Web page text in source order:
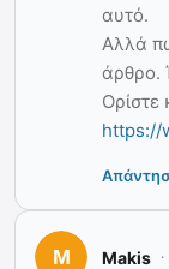
αυτό.
Αλλά
άρθρο.
Ορίστε
https://
Makis